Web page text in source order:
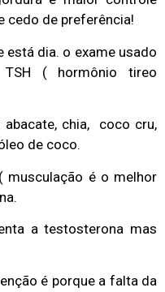
cedo de preferência!
dia. o exame usado
( hormônio tireo
chia, coco cru,
de coco.
é o melhor
a testosterona mas
é porque a falta da